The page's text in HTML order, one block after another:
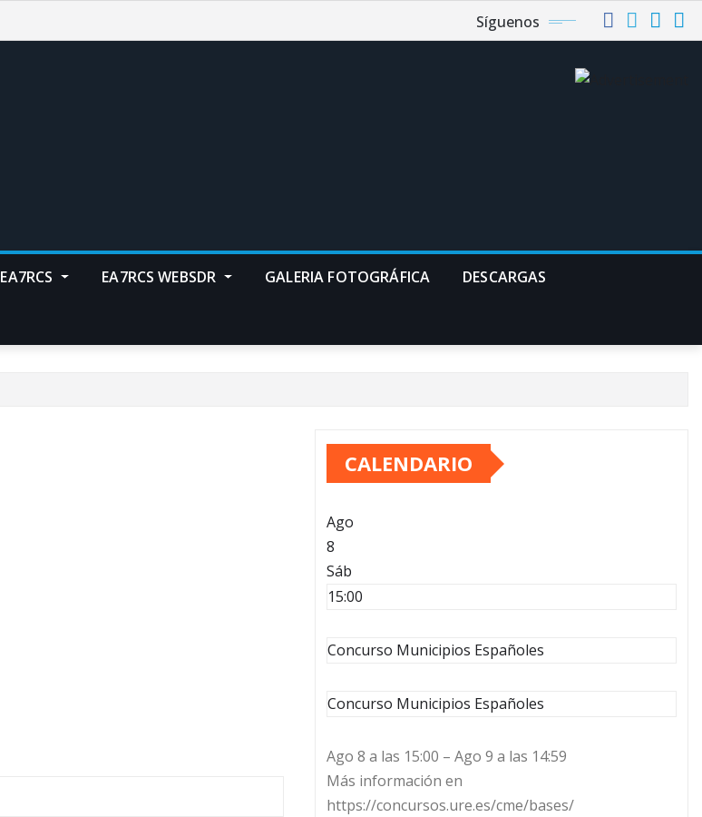
Síguenos
EA7RCS EA7RCS WEBSDR GALERIA FOTOGRÁFICA DESCARGAS
CALENDARIO
Ago
8
Sáb
15:00
Concurso Municipios Españoles
Concurso Municipios Españoles
Ago 8 a las 15:00 – Ago 9 a las 14:59
Más información en
https://concursos.ure.es/cme/bases/